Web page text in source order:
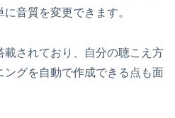
音質を変更できます。
載されており、自分の聴こえ方
ングを自動で作成できる点も面